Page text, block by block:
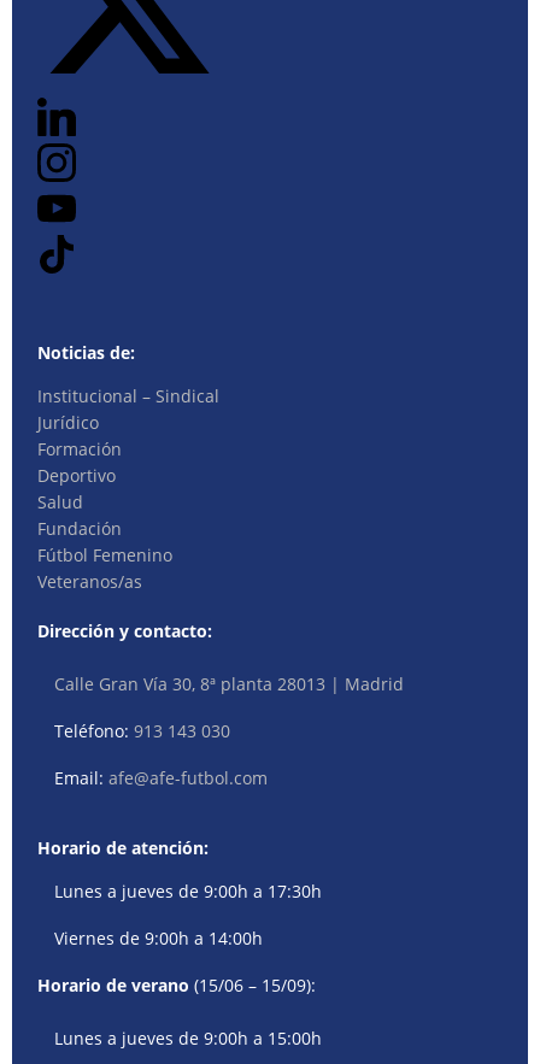
Noticias de:
Institucional – Sindical
Jurídico
Formación
Deportivo
Salud
Fundación
Fútbol Femenino
Veteranos/as
Dirección y contacto:
Calle Gran Vía 30, 8ª planta 28013 | Madrid
Teléfono:913 143 030
Email:afe@afe-futbol.com
Horario de atención:
Lunes a jueves de 9:00h a 17:30h
Viernes de 9:00h a 14:00h
Horario de verano (15/06 – 15/09):
Lunes a jueves de 9:00h a 15:00h